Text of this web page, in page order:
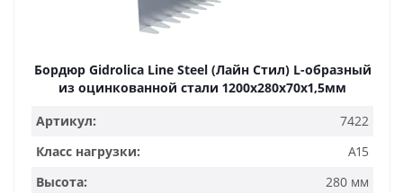
Бордюр Gidrolica Line Steel (Лайн Стил) L-образный
из оцинкованной стали 1200х280х70х1,5мм
Артикул:
7422
Класс нагрузки:
А15
Высота:
280 мм